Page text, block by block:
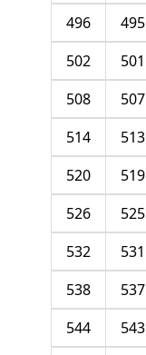
495
496
501
502
507
508
513
514
519
520
525
526
531
532
537
538
543
544